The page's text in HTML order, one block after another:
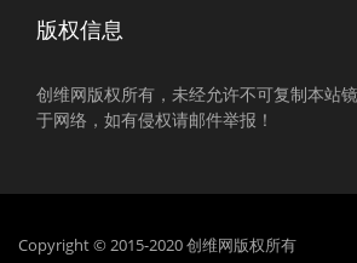
版权信息
创维网版权所有，未经允许不可复制本站
于网络，如有侵权请邮件举报！
Copyright © 2015-2020 创维网版权所有